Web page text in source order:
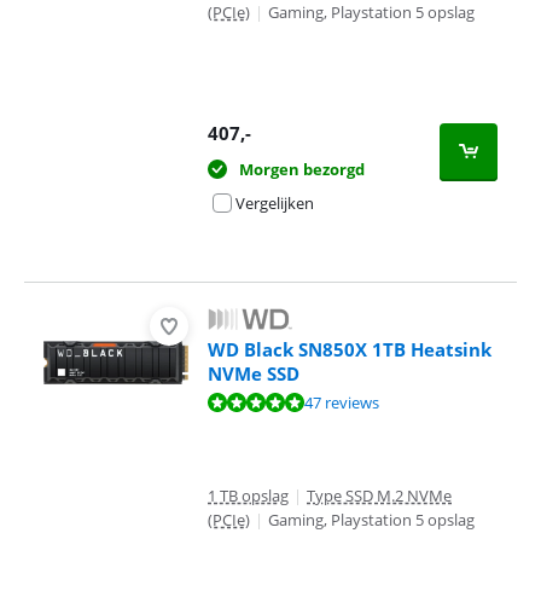
(PCIe) | Gaming, Playstation 5 opslag
407,-
Morgen bezorgd
Vergelijken
WD Black SN850X 1TB Heatsink
NVMe SSD
Beoordeling is 9,5 van de 10, gebaseerd op 47 reviews.
47 reviews
1 TB opslag | Type SSD M.2 NVMe
(PCIe) | Gaming, Playstation 5 opslag